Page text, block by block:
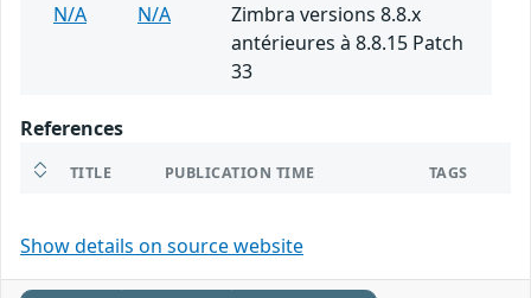
N/A
N/A
Zimbra versions 8.8.x
antérieures à 8.8.15 Patch
33
References
TITLE PUBLICATION TIME TAGS
Show details on source website